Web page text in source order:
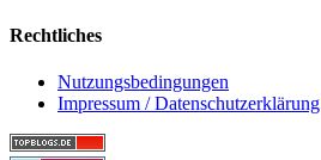
Rechtliches
Nutzungsbedingungen
Impressum / Datenschutzerklärung